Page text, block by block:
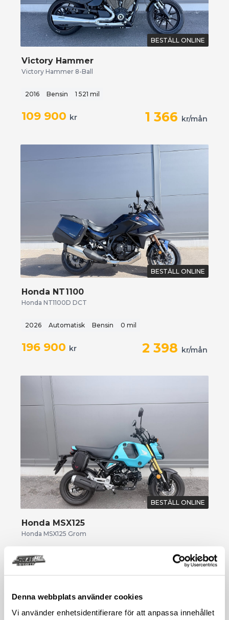
Denna webbplats använder cookies
Vi använder enhetsidentifierare för att anpassa innehållet
BESTÄLL ONLINE
Victory Hammer
Victory Hammer 8-Ball
2016 Bensin 1 521 mil
109 900 kr 1 366 kr/mån
BESTÄLL ONLINE
Honda NT1100
Honda NT1100D DCT
2026 Automatisk Bensin 0 mil
196 900 kr 2 398 kr/mån
BESTÄLL ONLINE
Honda MSX125
Honda MSX125 Grom
2024
39 000 525